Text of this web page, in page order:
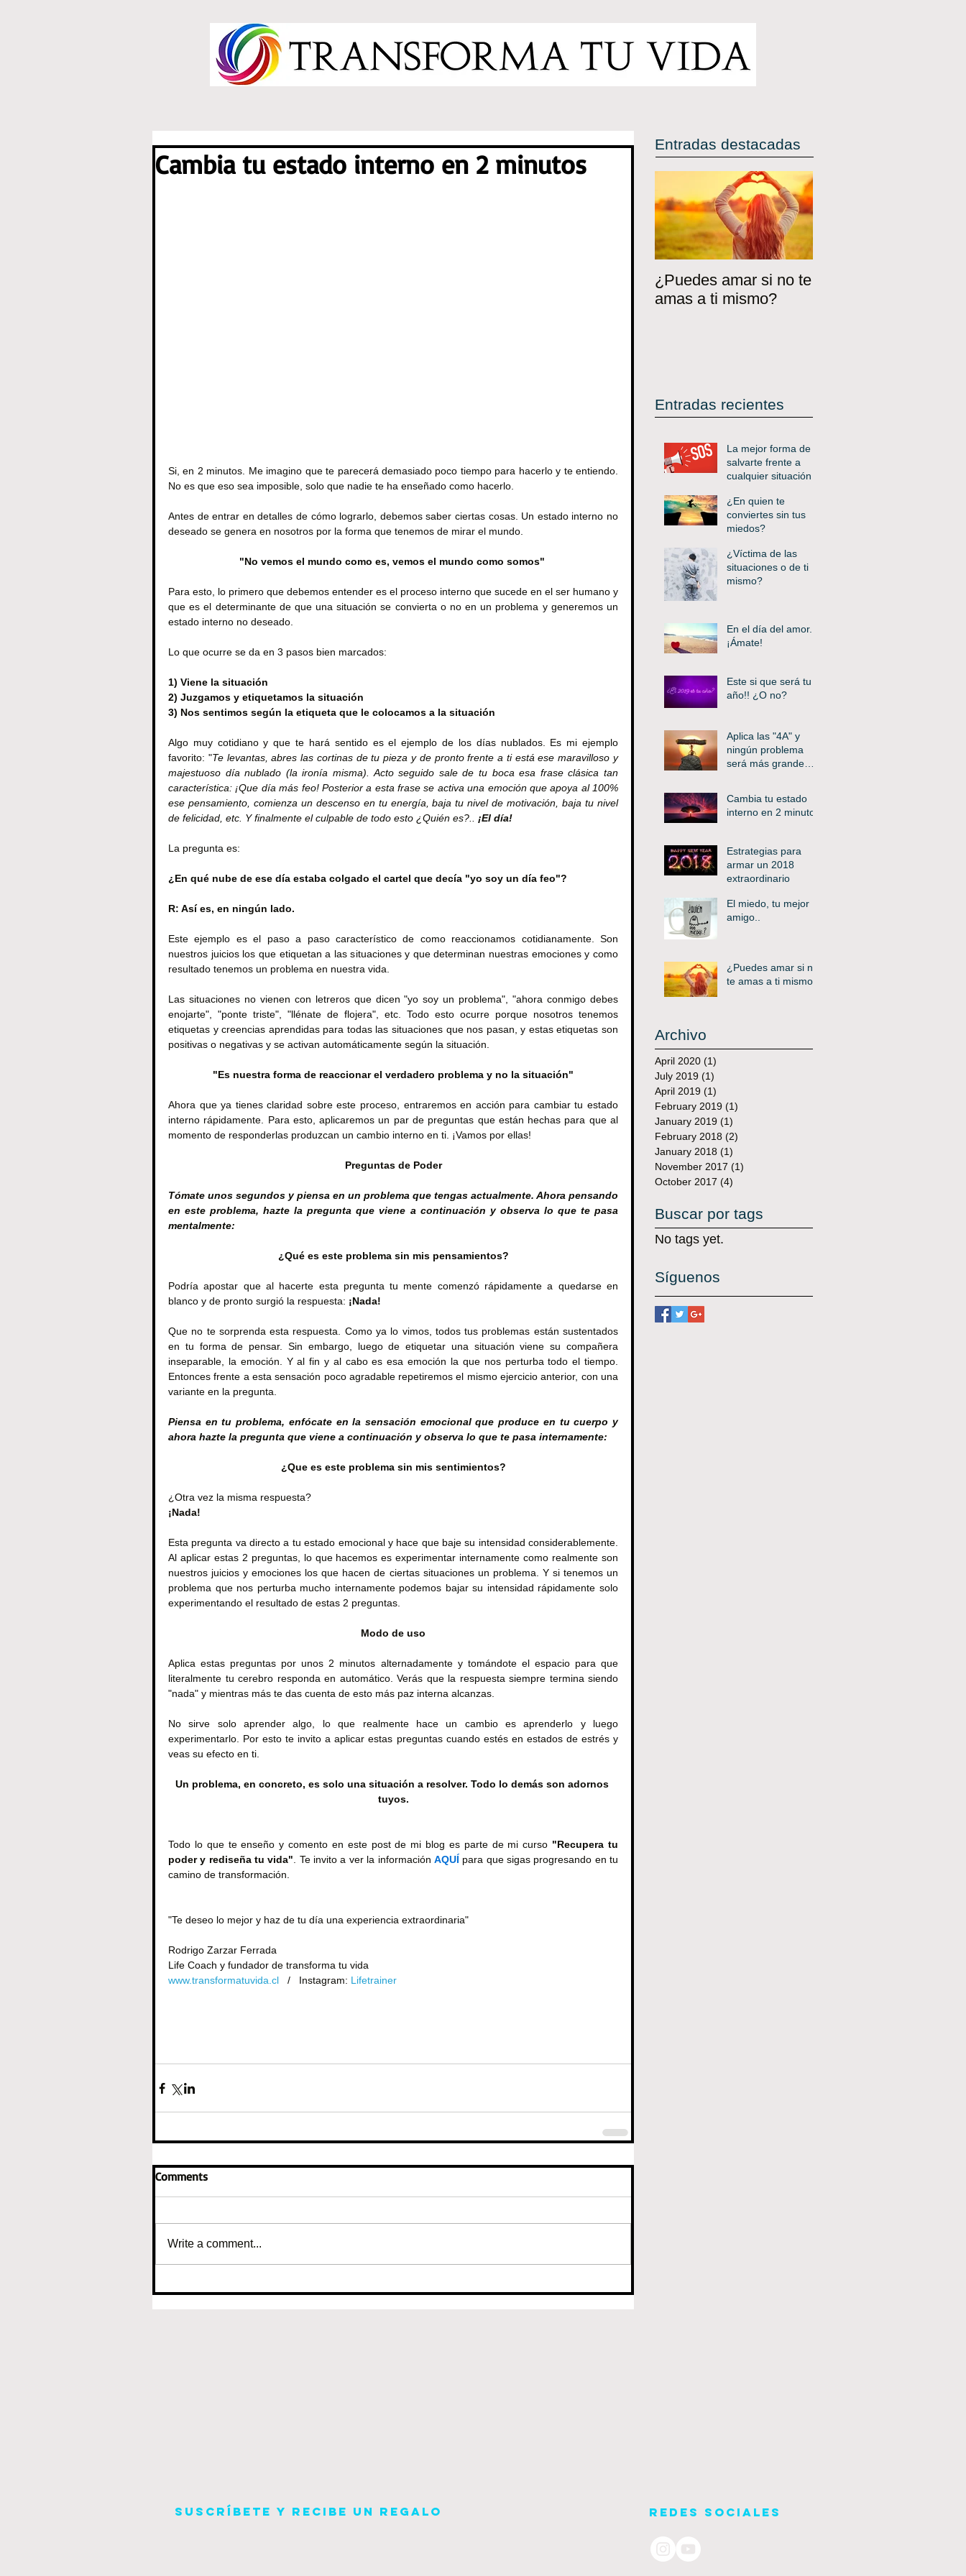
Cambia tu estado interno en 2 minutos
Si, en 2 minutos. Me imagino que te parecerá demasiado poco tiempo para hacerlo y te entiendo.
No es que eso sea imposible, solo que nadie te ha enseñado como hacerlo.
Antes de entrar en detalles de cómo lograrlo, debemos saber ciertas cosas. Un estado interno no
deseado se genera en nosotros por la forma que tenemos de mirar el mundo.
"No vemos el mundo como es, vemos el mundo como somos"
Para esto, lo primero que debemos entender es el proceso interno que sucede en el ser humano y
que es el determinante de que una situación se convierta o no en un problema y generemos un
estado interno no deseado.
Lo que ocurre se da en 3 pasos bien marcados:
1) Viene la situación
2) Juzgamos y etiquetamos la situación
3) Nos sentimos según la etiqueta que le colocamos a la situación
Algo muy cotidiano y que te hará sentido es el ejemplo de los días nublados. Es mi ejemplo
favorito: "Te levantas, abres las cortinas de tu pieza y de pronto frente a ti está ese maravilloso y
majestuoso día nublado (la ironía misma). Acto seguido sale de tu boca esa frase clásica tan
característica: ¡Que día más feo! Posterior a esta frase se activa una emoción que apoya al 100%
ese pensamiento, comienza un descenso en tu energía, baja tu nivel de motivación, baja tu nivel
de felicidad, etc. Y finalmente el culpable de todo esto ¿Quién es?.. ¡El día!
La pregunta es:
¿En qué nube de ese día estaba colgado el cartel que decía "yo soy un día feo"?
R: Así es, en ningún lado.
Este ejemplo es el paso a paso característico de como reaccionamos cotidianamente. Son
nuestros juicios los que etiquetan a las situaciones y que determinan nuestras emociones y como
resultado tenemos un problema en nuestra vida.
Las situaciones no vienen con letreros que dicen "yo soy un problema", "ahora conmigo debes
enojarte", "ponte triste", "llénate de flojera", etc. Todo esto ocurre porque nosotros tenemos
etiquetas y creencias aprendidas para todas las situaciones que nos pasan, y estas etiquetas son
positivas o negativas y se activan automáticamente según la situación.
"Es nuestra forma de reaccionar el verdadero problema y no la situación"
Ahora que ya tienes claridad sobre este proceso, entraremos en acción para cambiar tu estado
interno rápidamente. Para esto, aplicaremos un par de preguntas que están hechas para que al
momento de responderlas produzcan un cambio interno en ti. ¡Vamos por ellas!
Preguntas de Poder
Tómate unos segundos y piensa en un problema que tengas actualmente. Ahora pensando
en este problema, hazte la pregunta que viene a continuación y observa lo que te pasa
mentalmente:
¿Qué es este problema sin mis pensamientos?
Podría apostar que al hacerte esta pregunta tu mente comenzó rápidamente a quedarse en
blanco y de pronto surgió la respuesta: ¡Nada!
Que no te sorprenda esta respuesta. Como ya lo vimos, todos tus problemas están sustentados
en tu forma de pensar. Sin embargo, luego de etiquetar una situación viene su compañera
inseparable, la emoción. Y al fin y al cabo es esa emoción la que nos perturba todo el tiempo.
Entonces frente a esta sensación poco agradable repetiremos el mismo ejercicio anterior, con una
variante en la pregunta.
Piensa en tu problema, enfócate en la sensación emocional que produce en tu cuerpo y
ahora hazte la pregunta que viene a continuación y observa lo que te pasa internamente:
¿Que es este problema sin mis sentimientos?
¿Otra vez la misma respuesta?
¡Nada!
Esta pregunta va directo a tu estado emocional y hace que baje su intensidad considerablemente.
Al aplicar estas 2 preguntas, lo que hacemos es experimentar internamente como realmente son
nuestros juicios y emociones los que hacen de ciertas situaciones un problema. Y si tenemos un
problema que nos perturba mucho internamente podemos bajar su intensidad rápidamente solo
experimentando el resultado de estas 2 preguntas.
Modo de uso
Aplica estas preguntas por unos 2 minutos alternadamente y tomándote el espacio para que
literalmente tu cerebro responda en automático. Verás que la respuesta siempre termina siendo
"nada" y mientras más te das cuenta de esto más paz interna alcanzas.
No sirve solo aprender algo, lo que realmente hace un cambio es aprenderlo y luego
experimentarlo. Por esto te invito a aplicar estas preguntas cuando estés en estados de estrés y
veas su efecto en ti.
Un problema, en concreto, es solo una situación a resolver. Todo lo demás son adornos
tuyos.
Todo lo que te enseño y comento en este post de mi blog es parte de mi curso "Recupera tu
poder y rediseña tu vida" . Te invito a ver la información AQUÍ para que sigas progresando en tu
camino de transformación.
"Te deseo lo mejor y haz de tu día una experiencia extraordinaria"
Rodrigo Zarzar Ferrada
Life Coach y fundador de transforma tu vida
www.transformatuvida.cl
   /   Instagram:
Lifetrainer
Comments
Write a comment...
Entradas destacadas
¿Puedes amar si no te
amas a ti mismo?
Entradas recientes
La mejor forma de
salvarte frente a
cualquier situación
¿En quien te
conviertes sin tus
miedos?
¿Víctima de las
situaciones o de ti
mismo?
En el día del amor..
¡Ámate!
Este si que será tu
año!! ¿O no?
Aplica las "4A" y
ningún problema
será más grande
Cambia tu estado
interno en 2 minutos
Estrategias para
armar un 2018
extraordinario
El miedo, tu mejor
amigo..
¿Puedes amar si no
te amas a ti mismo?
Archivo
April 2020 (1)
July 2019 (1)
April 2019 (1)
February 2019 (1)
January 2019 (1)
February 2018 (2)
January 2018 (1)
November 2017 (1)
October 2017 (4)
Buscar por tags
No tags yet.
Síguenos
Suscríbete y recibe un regalo Redes Sociales